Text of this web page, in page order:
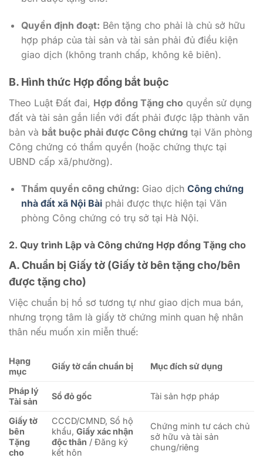
Quyền định đoạt: Bên tặng cho phải là chủ sở hữu
hợp pháp của tài sản và tài sản phải đủ điều kiện
giao dịch (không tranh chấp, không kê biên).
B. Hình thức Hợp đồng bắt buộc
Theo Luật Đất đai, Hợp đồng Tặng cho quyền sử dụng
đất và tài sản gắn liền với đất phải được lập thành văn
bản và bắt buộc phải được Công chứng tại Văn phòng
Công chứng có thẩm quyền (hoặc chứng thực tại
UBND cấp xã/phường).
Thẩm quyền công chứng: Giao dịch Công chứng
nhà đất xã Nội Bàiphải được thực hiện tại Văn
phòng Công chứng có trụ sở tại Hà Nội.
2. Quy trình Lập và Công chứng Hợp đồng Tặng cho
A. Chuẩn bị Giấy tờ (Giấy tờ bên tặng cho/bên
được tặng cho)
Việc chuẩn bị hồ sơ tương tự như giao dịch mua bán,
nhưng trọng tâm là giấy tờ chứng minh quan hệ nhân
thân nếu muốn xin miễn thuế:
Hạng
mục
Giấy tờ cần chuẩn bị Mục đích sử dụng
Pháp lý
Tài sản
Sổ đỏ gốc Tài sản hợp pháp
Giấy tờ
bên
Tặng
cho
CCCD/CMND, Sổ hộ
khẩu,Giấy xác nhận
độc thân / Đăng ký
kết hôn
Chứng minh tư cách chủ
sở hữu và tài sản
chung/riêng